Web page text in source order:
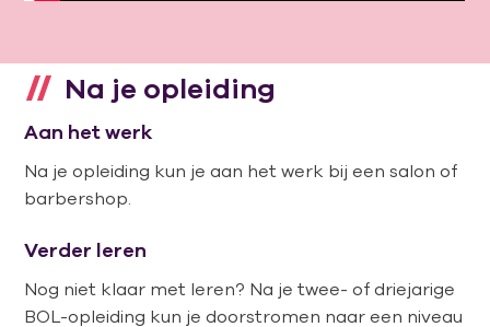
Na je opleiding
Aan het werk
Na je opleiding kun je aan het werk bij een salon of
barbershop.
Verder leren
Nog niet klaar met leren? Na je twee- of driejarige
BOL-opleiding kun je doorstromen naar een niveau